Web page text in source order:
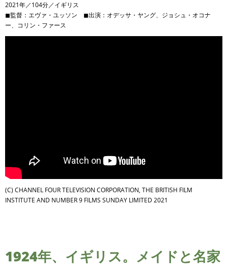
2021年／104分／イギリス
◼︎監督：エヴァ・ユッソン ◼︎出演：オデッサ・ヤング、ジョシュ・オコナ
ー、コリン・ファース
(C) CHANNEL FOUR TELEVISION CORPORATION, THE BRITISH FILM
INSTITUTE AND NUMBER 9 FILMS SUNDAY LIMITED 2021
1924年、イギリス。メイドと名家